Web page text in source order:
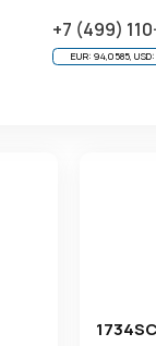
+7 (499)
EUR: 94,0585,
CompactLogix